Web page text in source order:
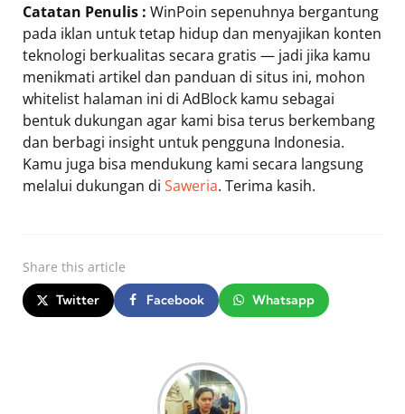
Catatan Penulis : WinPoin sepenuhnya bergantung
pada iklan untuk tetap hidup dan menyajikan konten
teknologi berkualitas secara gratis — jadi jika kamu
menikmati artikel dan panduan di situs ini, mohon
whitelist halaman ini di AdBlock kamu sebagai
bentuk dukungan agar kami bisa terus berkembang
dan berbagi insight untuk pengguna Indonesia.
Kamu juga bisa mendukung kami secara langsung
melalui dukungan di Saweria. Terima kasih.
Share this article
Twitter Facebook Whatsapp